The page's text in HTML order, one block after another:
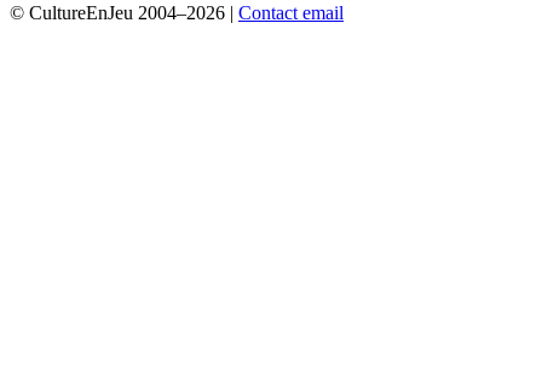
© CultureEnJeu 2004–2026 | Contact email